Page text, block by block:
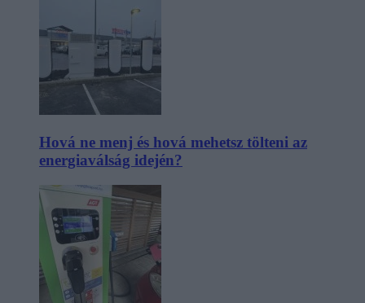
Hová ne menj és hová mehetsz tölteni az
energiaválság idején?